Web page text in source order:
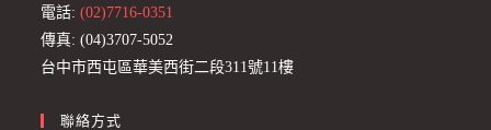
電話:(02)7716-0351
傳真: (04)3707-5052
台中市西屯區華美西街二段311號11樓
聯絡方式